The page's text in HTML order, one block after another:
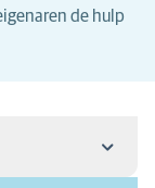
de hulp